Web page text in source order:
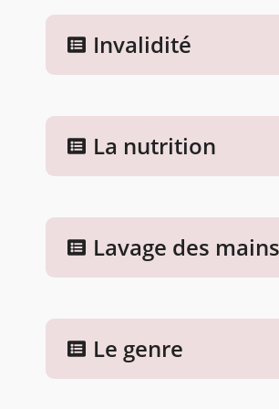
Invalidité
La nutrition
Lavage des mains
Le genre